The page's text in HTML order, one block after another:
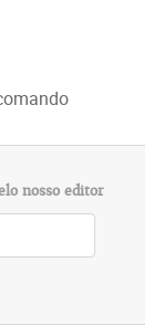
nosso editor